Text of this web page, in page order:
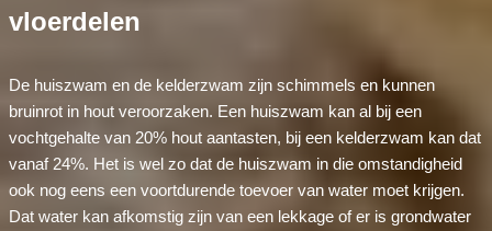
vloerdelen
De huiszwam en de kelderzwam zijn schimmels en kunnen
bruinrot in hout veroorzaken. Een huiszwam kan al bij een
vochtgehalte van 20% hout aantasten, bij een kelderzwam kan dat
vanaf 24%. Het is wel zo dat de huiszwam in die omstandigheid
ook nog eens een voortdurende toevoer van water moet krijgen.
Dat water kan afkomstig zijn van een lekkage of er is grondwater